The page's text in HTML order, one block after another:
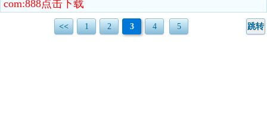
com:888点击下载
<< 1 2 3 4 5 跳转